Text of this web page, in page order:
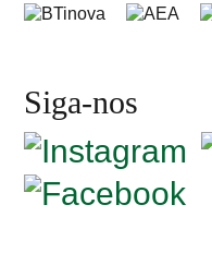
Siga-nos